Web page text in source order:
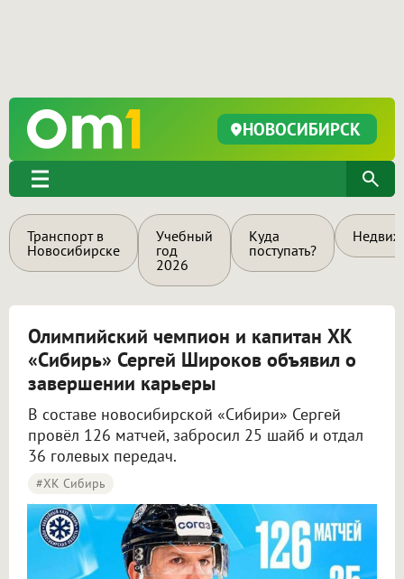
НОВОСИБИРСК
Транспорт в
Новосибирске
Учебный
год
2026
Куда
поступать?
Олимпийский чемпион и капитан ХК
«Сибирь» Сергей Широков объявил о
завершении карьеры
В составе новосибирской «Сибири» Сергей
провёл 126 матчей, забросил 25 шайб и отдал
36 голевых передач.
#ХК Сибирь